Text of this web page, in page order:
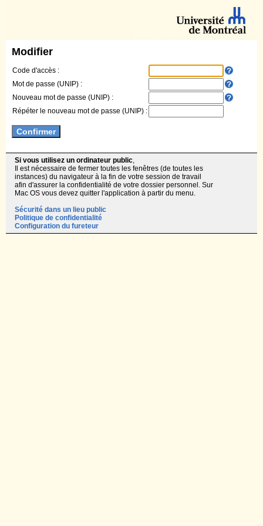
Modifier
Code d'accès :
Mot de passe (UNIP) :
Nouveau mot de passe (UNIP) :
Répéter le nouveau mot de passe (UNIP) :
Si vous utilisez un ordinateur public,
Il est nécessaire de fermer toutes les fenêtres (de toutes les
instances) du navigateur à la fin de votre session de travail
afin d'assurer la confidentialité de votre dossier personnel. Sur
Mac OS vous devez quitter l'application à partir du menu.
Sécurité dans un lieu public
Politique de confidentialité
Configuration du fureteur